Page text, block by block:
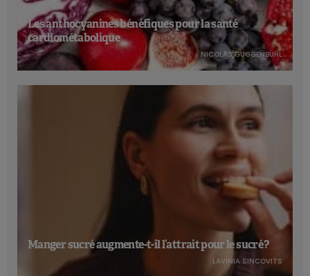
Les anthocyanines bénéfiques pour la santé
cardiométabolique
NICOLAS GUGGENBÜHL
Manger sucré augmente-t-il l’attrait pour le sucré ?
LAVINIA SINCOVITS